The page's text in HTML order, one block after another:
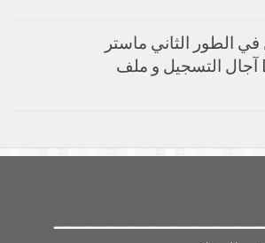
الطور الثاني ماستر
فئة 20 % و DEUA آجال التسجيل و ملف